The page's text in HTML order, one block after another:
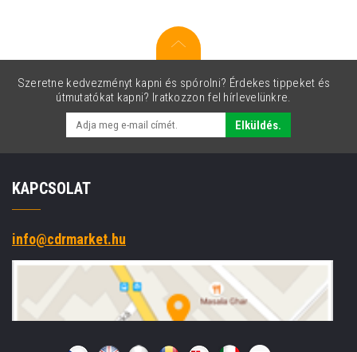
Szeretne kedvezményt kapni és spórolni? Érdekes tippeket és
útmutatókat kapni? Iratkozzon fel hírlevelünkre.
Elküldés.
KAPCSOLAT
info@cdrmarket.hu